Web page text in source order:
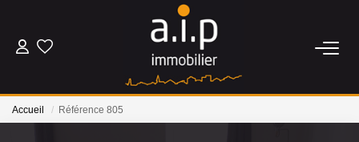
ACHETER
Accueil Référence 805